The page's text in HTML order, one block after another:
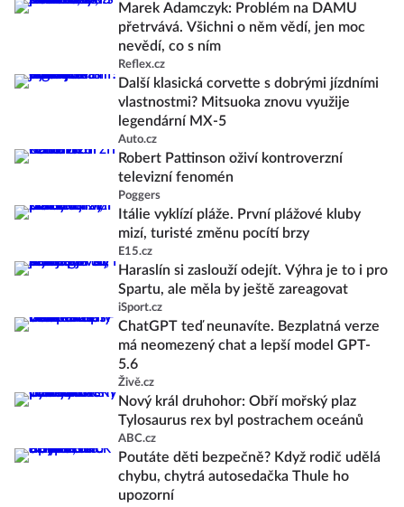
Marek Adamczyk: Problém na DAMU
přetrvává. Všichni o něm vědí, jen moc
nevědí, co s ním
Reflex.cz
Další klasická corvette s dobrými jízdními
vlastnostmi? Mitsuoka znovu využije
legendární MX-5
Auto.cz
Robert Pattinson oživí kontroverzní
televizní fenomén
Poggers
Itálie vyklízí pláže. První plážové kluby
mizí, turisté změnu pocítí brzy
E15.cz
Haraslín si zaslouží odejít. Výhra je to i pro
Spartu, ale měla by ještě zareagovat
iSport.cz
ChatGPT teď neunavíte. Bezplatná verze
má neomezený chat a lepší model GPT-
5.6
Živě.cz
Nový král druhohor: Obří mořský plaz
Tylosaurus rex byl postrachem oceánů
ABC.cz
Poutáte děti bezpečně? Když rodič udělá
chybu, chytrá autosedačka Thule ho
upozorní